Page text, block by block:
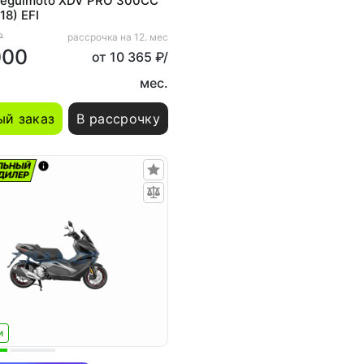
EFI
рассрочка на 12. мес
от 10 365 ₽/
мес.
заказ В рассрочку